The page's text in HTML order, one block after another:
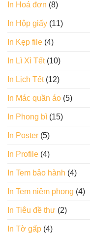
In Hoá đơn (8)
In Hộp giấy (11)
In Kẹp file (4)
In Lì Xì Tết(10)
In Lịch Tết(12)
In Mác quần áo (5)
In Phong bì (15)
In Poster (5)
In Profile (4)
In Tem bảo hành (4)
In Tem niêm phong (4)
In Tiêu đề thư (2)
In Tờ gấp (4)